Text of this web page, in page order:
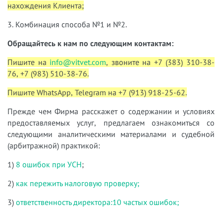
нахождения Клиента;
3. Комбинация способа №1 и №2.
Обращайтесь к нам по следующим контактам:
Пишите на info@vitvet.com, звоните на +7 (383) 310-38-
76, +7 (983) 510-38-76.
Пишите WhatsApp, Telegram на +7 (913) 918-25-62.
Прежде чем Фирма расскажет о содержании и условиях
предоставляемых услуг, предлагаем ознакомиться со
следующими аналитическими материалами и судебной
(арбитражной) практикой:
1) 8 ошибок при УСН;
2) как пережить налоговую проверку;
3) ответственность директора:10 частых ошибок;